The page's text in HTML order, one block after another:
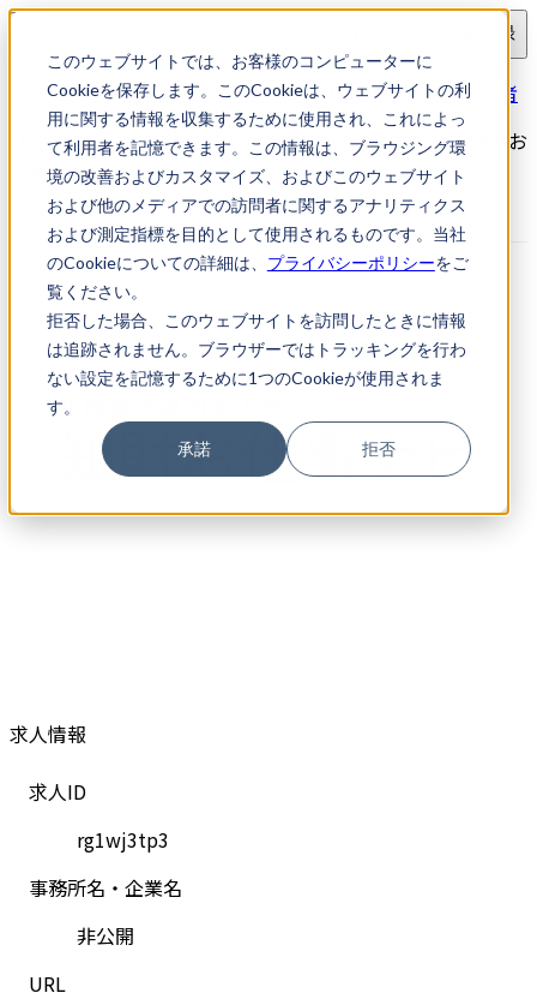
このウェブサイトでは、お客様のコンピューターに
Cookieを保存します。このCookieは、ウェブサイトの利
用に関する情報を収集するために使用され、これによっ
て利用者を記憶できます。この情報は、ブラウジング環
境の改善およびカスタマイズ、およびこのウェブサイト
および他のメディアでの訪問者に関するアナリティクス
および測定指標を目的として使用されるものです。当社
のCookieについての詳細は、 プライバシーポリシーをご
覧ください。
拒否した場合、このウェブサイトを訪問したときに情報
は追跡されません。ブラウザーではトラッキングを行わ
ない設定を記憶するために1つのCookieが使用されま
す。
承諾 拒否
会員登録
求人検索 【愛知県名古屋市】弁理士・特許技術者
【愛知県名古屋市】弁理士・特許技術者｜知財転職・知財お
仕事ナビ
求人情報
求人ID
rg1wj3tp3
事務所名・企業名
非公開
URL